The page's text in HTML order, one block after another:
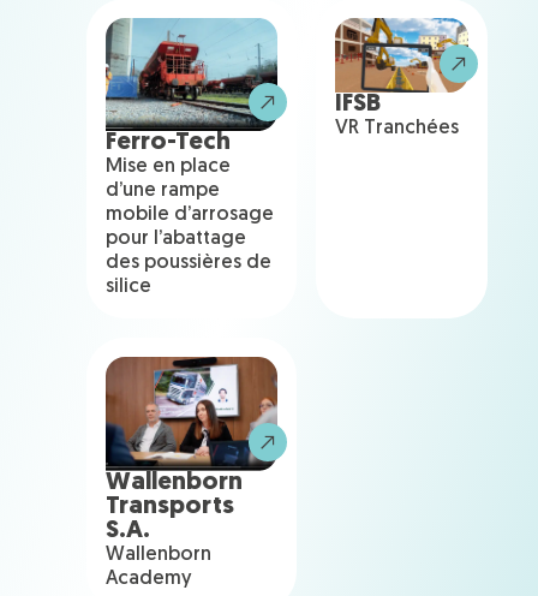
Ferro-Tech
Mise en place
d’une rampe
mobile d’arrosage
pour l’abattage
des poussières de
silice
IFSB
VR Tranchées
Wallenborn
Transports
S.A.
Wallenborn
Academy